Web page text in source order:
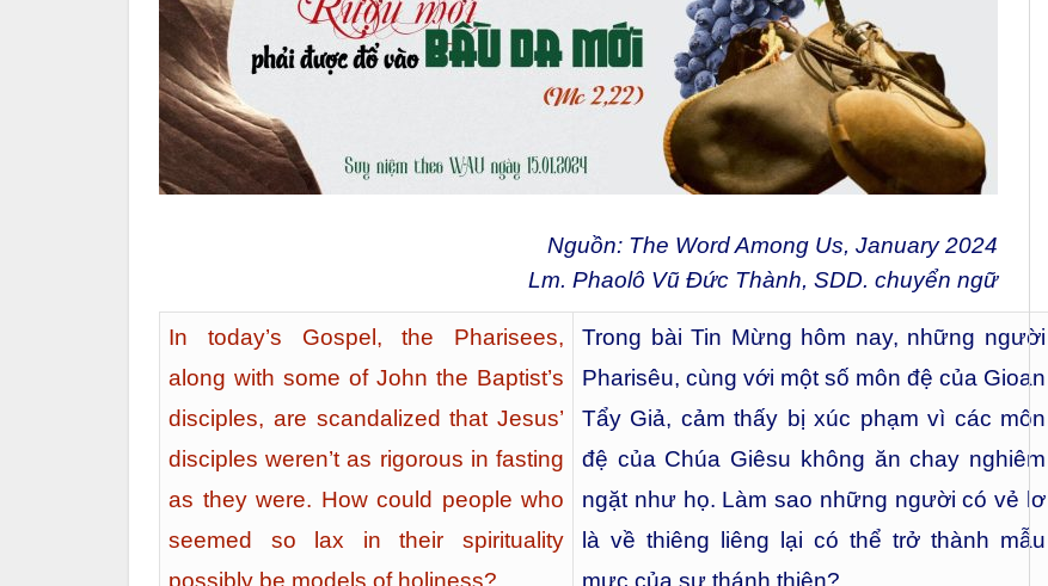
Nguồn: The Word Among Us, January 2024
Lm. Phaolô Vũ Đức Thành, SDD. chuyển ngữ
In today’s Gospel, the Pharisees,
along with some of John the Baptist’s
disciples, are scandalized that Jesus’
disciples weren’t as rigorous in fasting
as they were. How could people who
seemed so lax in their spirituality
possibly be models of holiness?
Trong bài Tin Mừng hôm nay, những người
Pharisêu, cùng với một số môn đệ của Gioan
Tẩy Giả, cảm thấy bị xúc phạm vì các môn
đệ của Chúa Giêsu không ăn chay nghiêm
ngặt như họ. Làm sao những người có vẻ lơ
là về thiêng liêng lại có thể trở thành mẫu
mực của sự thánh thiện?